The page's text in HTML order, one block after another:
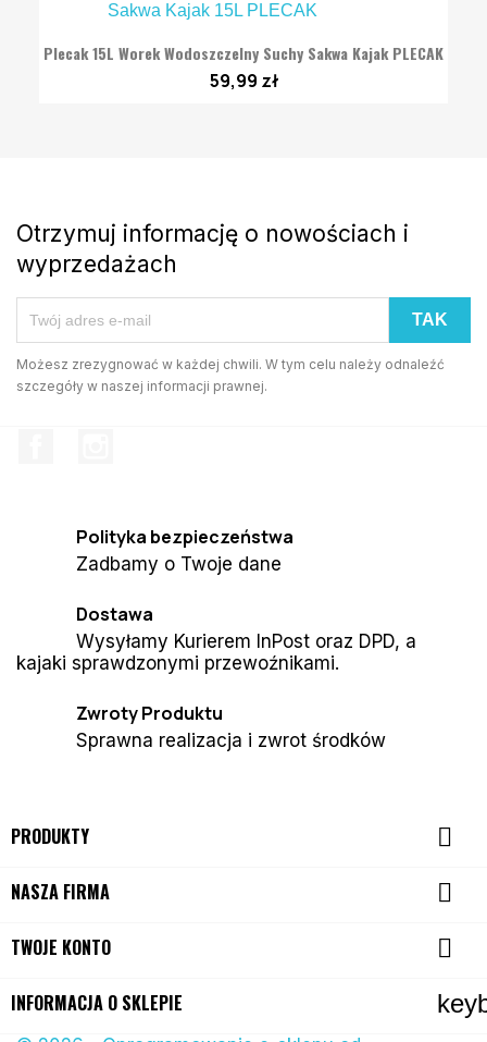
Plecak 15L Worek Wodoszczelny Suchy Sakwa Kajak PLECAK
59,99 zł
Otrzymuj informację o nowościach i
wyprzedażach
Możesz zrezygnować w każdej chwili. W tym celu należy odnaleźć
szczegóły w naszej informacji prawnej.
Polityka bezpieczeństwa
Zadbamy o Twoje dane
Dostawa
Wysyłamy Kurierem InPost oraz DPD, a
kajaki sprawdzonymi przewoźnikami.
Zwroty Produktu
Sprawna realizacja i zwrot środków
PRODUKTY 
NASZA FIRMA 
TWOJE KONTO 
INFORMACJA O SKLEPIE